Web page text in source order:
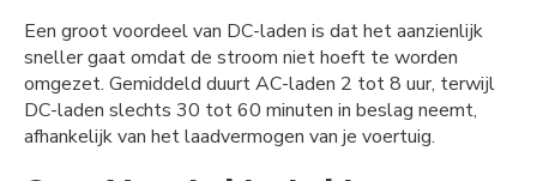
Een groot voordeel van DC-laden is dat het aanzienlijk
sneller gaat omdat de stroom niet hoeft te worden
omgezet. Gemiddeld duurt AC-laden 2 tot 8 uur, terwijl
DC-laden slechts 30 tot 60 minuten in beslag neemt,
afhankelijk van het laadvermogen van je voertuig.